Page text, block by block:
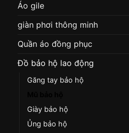
Áo gile
giàn phơi thông minh
Quần áo đồng phục
Đồ bảo hộ lao động
Găng tay bảo hộ
Giày bảo hộ
Ủng bảo hộ